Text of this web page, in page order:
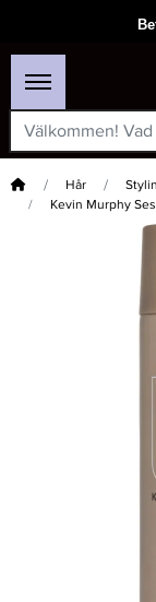
Hem Hår
Kevin Murphy